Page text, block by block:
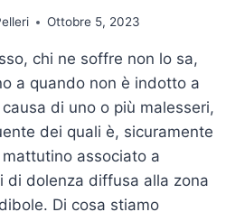
Ottobre 5, 2023
chi ne soffre non lo sa,
a quando non è indotto a
di uno o più malesseri,
dei quali è, sicuramente
associato a
di dolenza diffusa alla zona
Di cosa stiamo